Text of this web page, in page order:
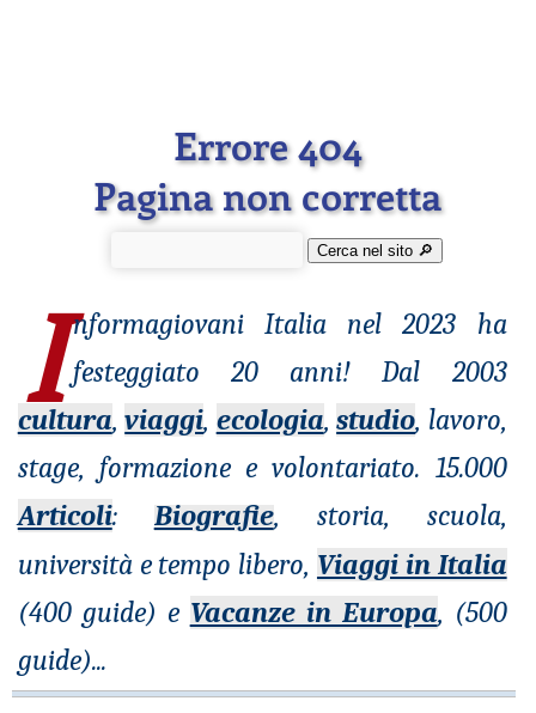
Errore 404
Pagina non corretta
Cerca nel sito 🔎︎
I nformagiovaniItalia nel 2023 ha
festeggiato 20 anni! Dal 2003
cultura,viaggi, ecologia,studio, lavoro,
stage, formazione e volontariato. 15.000
Articoli: Biografie, storia, scuola,
università e tempo libero, Viaggi in Italia
(400 guide) e Vacanze in Europa, (500
guide)...